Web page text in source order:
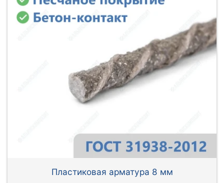
Пластиковая арматура 8 мм